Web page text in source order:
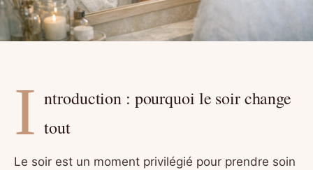
I ntroduction : pourquoi le soir change
tout
Le soir est un moment privilégié pour prendre soin